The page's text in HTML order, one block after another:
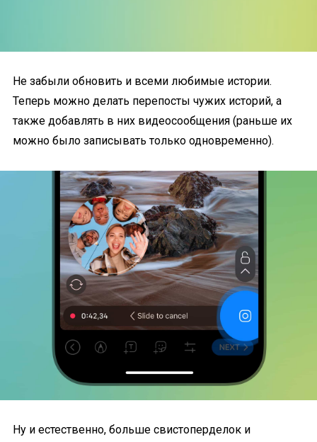
Не забыли обновить и всеми любимые истории.
Теперь можно делать перепосты чужих историй, а
также добавлять в них видеосообщения (раньше их
можно было записывать только одновременно).
Ну и естественно, больше свистоперделок и